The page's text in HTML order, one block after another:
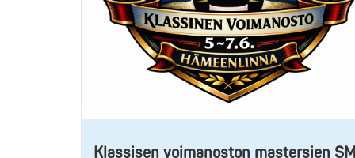
Klassisen voimanoston mastersien